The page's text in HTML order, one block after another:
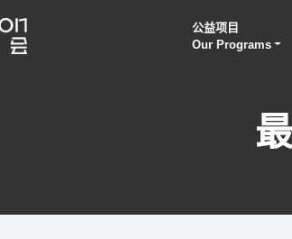
公益项目
Our Programs